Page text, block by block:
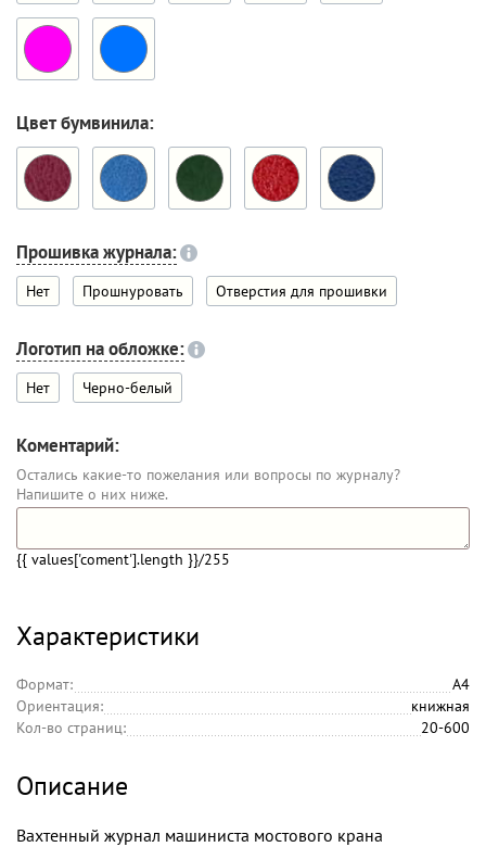
Цвет бумвинила:
Прошивка журнала:
Нет Прошнуровать Отверстия для прошивки
Логотип на обложке:
Нет Черно-белый
Коментарий:
Остались какие-то пожелания или вопросы по журналу?
Напишите о них ниже.
{{ values['coment'].length }}/255
Характеристики
Формат:
А4
Ориентация:
книжная
Кол-во страниц:
20-600
Описание
Вахтенный журнал машиниста мостового крана